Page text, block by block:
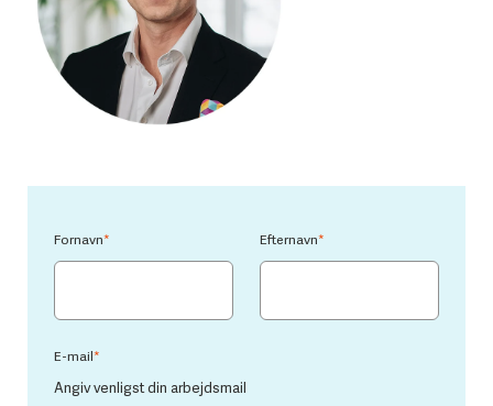
Fornavn* Efternavn*
E-mail*
Angiv venligst din arbejdsmail